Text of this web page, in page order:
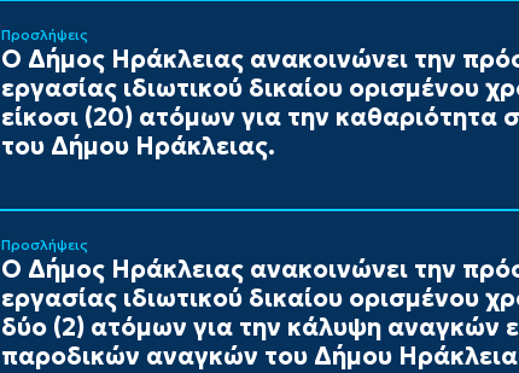
Προσλήψεις
Ο Δήμος Ηράκλειας ανακοινώνει την
εργασίας ιδιωτικού δικαίου ορισμένου
είκοσι (20) ατόμων για την
του Δήμου Ηράκλειας.
Προσλήψεις
Ο Δήμος Ηράκλειας ανακοινώνει την
εργασίας ιδιωτικού δικαίου ορισμένου
δύο (2) ατόμων για την κάλυψη αναγκών
παροδικών αναγκών του Δήμου